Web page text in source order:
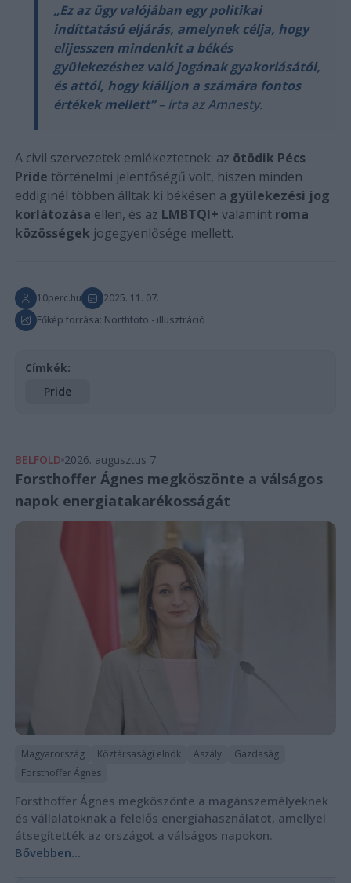
„Ez az ügy valójában egy politikai
indíttatású eljárás, amelynek célja, hogy
elijesszen mindenkit a békés
gyülekezéshez való jogának gyakorlásától,
és attól, hogy kiálljon a számára fontos
értékek mellett”– írta az Amnesty.
A civil szervezetek emlékeztetnek: az ötödik Pécs
Pride történelmi jelentőségű volt, hiszen minden
eddiginél többen álltak ki békésen a gyülekezési jog
korlátozása ellen, és az LMBTQI+ valamint roma
közösségek jogegyenlősége mellett.
10perc.hu
2025. 11. 07.
Főkép forrása: Northfoto - illusztráció
Címkék:
Pride
BELFÖLD 2026. augusztus 7.
Forsthoffer Ágnes megköszönte a válságos
napok energiatakarékosságát
Magyarország Köztársasági elnök Aszály
Gazdaság
Forsthoffer Ágnes
Forsthoffer Ágnes megköszönte a magánszemélyeknek
és vállalatoknak a felelős energiahasználatot, amellyel
átsegítették az országot a válságos napokon.
Bővebben...